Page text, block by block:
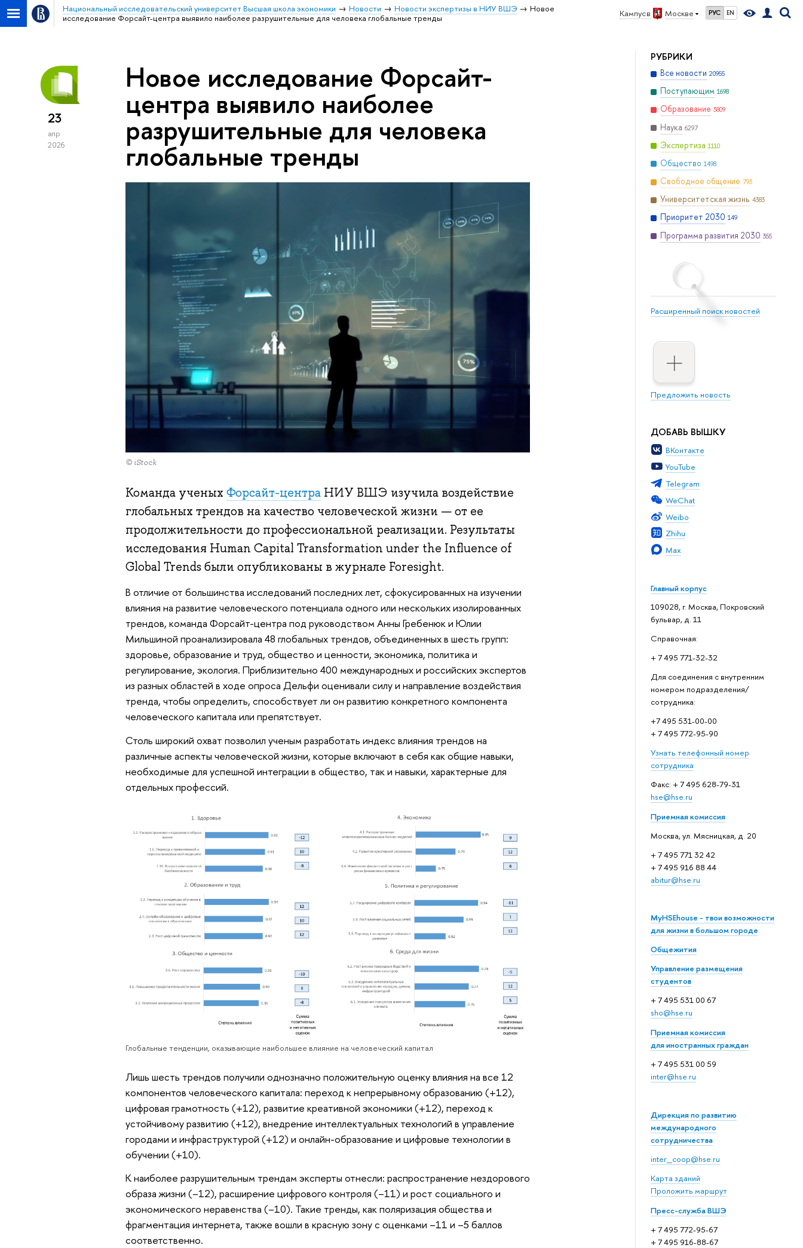
Кампус в Москве РУС EN
Национальный исследовательский университет Высшая школа экономики Новости Новости экспертизы в НИУ ВШЭ
Новое
исследование Форсайт-центра выявило наиболее разрушительные для человека глобальные тренды
РУБРИКИ
Все новости 20955
Поступающим 1698
Образование 3809
Наука 6297
Экспертиза 1110
Общество 1498
Свободное общение 793
Университетская жизнь 4383
Приоритет 2030 149
Программа развития 2030 355
Расширенный поиск новостей
Предложить новость
ДОБАВЬ ВЫШКУ
ВКонтакте
YouTube
Telegram
WeChat
Weibo
Zhihu
Max
Главный корпус
109028, г. Москва, Покровский
бульвар, д. 11
Справочная:
+ 7 495 771-32-32
Для соединения с внутренним
номером подразделения/
сотрудника:
+7 495 531-00-00
+ 7 495 772-95-90
Узнать телефонный номер
сотрудника
Факс: + 7 495 628-79-31
hse@hse.ru
Приемная комиссия
Москва, ул. Мясницкая, д. 20
+ 7 495 771 32 42
+ 7 495 916 88 44
abitur@hse.ru
MyHSEhouse - твои возможности
для жизни в большом городе
Общежития
Управление размещения
студентов
+ 7 495 531 00 67
sho@hse.ru
Приемная комиссия
для иностранных граждан
+ 7 495 531 00 59
inter@hse.ru
Дирекция по развитию
международного
сотрудничества
inter_coop@hse.ru
Карта зданий
Проложить маршрут
Пресс-служба ВШЭ
+ 7 495 772-95-67
+ 7 495 916-88-67
23
апр
2026
Новое исследование Форсайт-
центра выявило наиболее
разрушительные для человека
глобальные тренды
© iStock
Команда ученых Форсайт-центраНИУ ВШЭ изучила воздействие
глобальных трендов на качество человеческой жизни — от ее
продолжительности до профессиональной реализации. Результаты
исследования Human Capital Transformation under the Influence of
Global Trends были опубликованы в журнале Foresight.
В отличие от большинства исследований последних лет, сфокусированных на изучении
влияния на развитие человеческого потенциала одного или нескольких изолированных
трендов, команда Форсайт-центра под руководством Анны Гребенюк и Юлии
Мильшиной проанализировала 48 глобальных трендов, объединенных в шесть групп:
здоровье, образование и труд, общество и ценности, экономика, политика и
регулирование, экология. Приблизительно 400 международных и российских экспертов
из разных областей в ходе опроса Дельфи оценивали силу и направление воздействия
тренда, чтобы определить, способствует ли он развитию конкретного компонента
человеческого капитала или препятствует.
Столь широкий охват позволил ученым разработать индекс влияния трендов на
различные аспекты человеческой жизни, которые включают в себя как общие навыки,
необходимые для успешной интеграции в общество, так и навыки, характерные для
отдельных профессий.
Глобальные тенденции, оказывающие наибольшее влияние на человеческий капитал
Лишь шесть трендов получили однозначно положительную оценку влияния на все 12
компонентов человеческого капитала: переход к непрерывному образованию (+12),
цифровая грамотность (+12), развитие креативной экономики (+12), переход к
устойчивому развитию (+12), внедрение интеллектуальных технологий в управление
городами и инфраструктурой (+12) и онлайн-образование и цифровые технологии в
обучении (+10).
К наиболее разрушительным трендам эксперты отнесли: распространение нездорового
образа жизни (–12), расширение цифрового контроля (–11) и рост социального и
экономического неравенства (–10). Такие тренды, как поляризация общества и
фрагментация интернета, также вошли в красную зону с оценками –11 и –5 баллов
соответственно.